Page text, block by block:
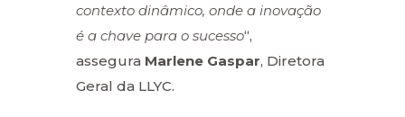
contexto dinâmico, onde a inovação
é a chave para o sucesso“,
assegura Marlene Gaspar, Diretora
Geral da LLYC.